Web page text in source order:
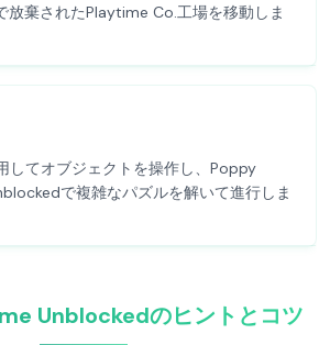
放棄されたPlaytime Co.工場を移動しま
してオブジェクトを操作し、Poppy
で複雑なパズルを解いて進行しま
Unblockedのヒントとコツ